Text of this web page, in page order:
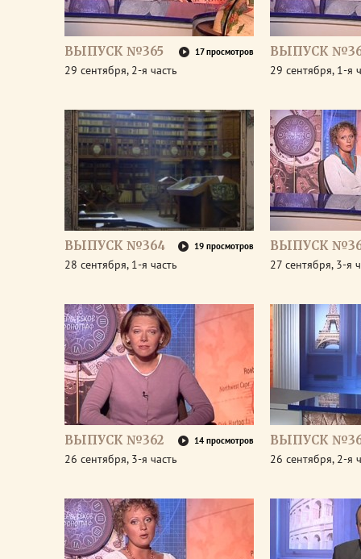
ВЫПУСК №365 17 просмотров
29 сентября, 2-я часть
ВЫПУСК
29 сентября, 1-я
ВЫПУСК №364 19 просмотров
28 сентября, 1-я часть
ВЫПУСК
27 сентября, 3-я
ВЫПУСК №362 14 просмотров
26 сентября, 3-я часть
ВЫПУСК
26 сентября, 2-я